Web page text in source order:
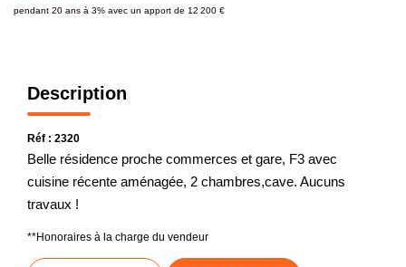
pendant 20 ans à 3% avec un apport de 12 200 €
Description
Réf : 2320
Belle résidence proche commerces et gare, F3 avec
cuisine récente aménagée, 2 chambres,cave. Aucuns
travaux !
**Honoraires à la charge du vendeur